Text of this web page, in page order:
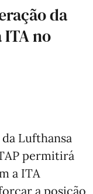
da
ITA no
Lufthansa
permitirá
a ITA
a posição